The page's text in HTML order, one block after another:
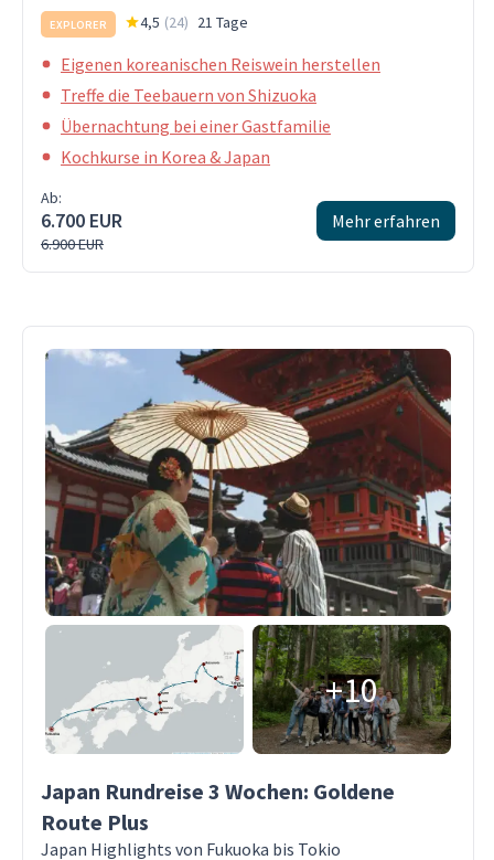
EXPLORER 4,5 (24) 21 Tage
Eigenen koreanischen Reiswein herstellen
Treffe die Teebauern von Shizuoka
Übernachtung bei einer Gastfamilie
Kochkurse in Korea & Japan
Ab:
6.700 EUR
6.900 EUR
Mehr erfahren
+10
Japan Rundreise 3 Wochen: Goldene
Route Plus
Japan Highlights von Fukuoka bis Tokio